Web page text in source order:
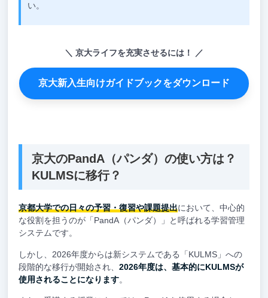
い。
京大ライフを充実させるには！
京大新入生向けガイドブックをダウンロード
京大のPandA（パンダ）の使い方は？
KULMSに移行？
京都大学での日々の予習・復習や課題提出において、中心的
な役割を担うのが「PandA（パンダ）」と呼ばれる学習管理
システムです。
しかし、2026年度からは新システムである「KULMS」への
段階的な移行が開始され、 2026年度は、基本的にKULMSが
使用されることになります。